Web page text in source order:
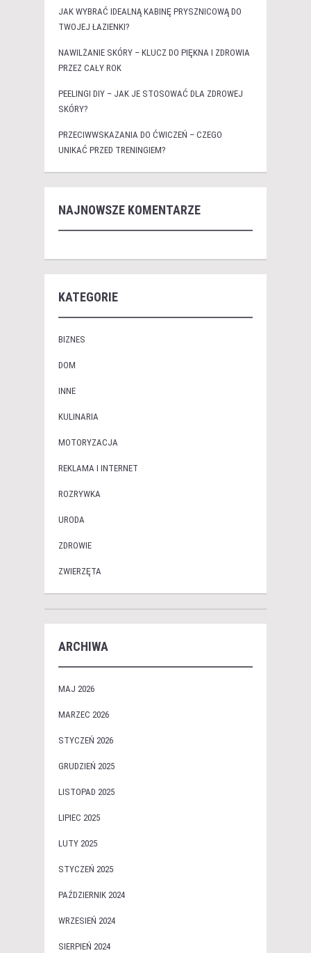
JAK WYBRAĆ IDEALNĄ KABINĘ PRYSZNICOWĄ DO
TWOJEJ ŁAZIENKI?
NAWILŻANIE SKÓRY – KLUCZ DO PIĘKNA I ZDROWIA
PRZEZ CAŁY ROK
PEELINGI DIY – JAK JE STOSOWAĆ DLA ZDROWEJ
SKÓRY?
PRZECIWWSKAZANIA DO ĆWICZEŃ – CZEGO
UNIKAĆ PRZED TRENINGIEM?
NAJNOWSZE KOMENTARZE
KATEGORIE
BIZNES
DOM
INNE
KULINARIA
MOTORYZACJA
REKLAMA I INTERNET
ROZRYWKA
URODA
ZDROWIE
ZWIERZĘTA
ARCHIWA
MAJ 2026
MARZEC 2026
STYCZEŃ 2026
GRUDZIEŃ 2025
LISTOPAD 2025
LIPIEC 2025
LUTY 2025
STYCZEŃ 2025
PAŹDZIERNIK 2024
WRZESIEŃ 2024
SIERPIEŃ 2024